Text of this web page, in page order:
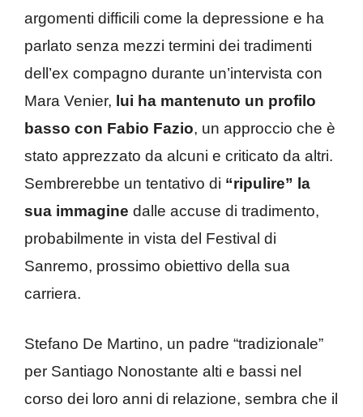
argomenti difficili come la depressione e ha
parlato senza mezzi termini dei tradimenti
dell’ex compagno durante un’intervista con
Mara Venier, lui ha mantenuto un profilo
basso con Fabio Fazio, un approccio che è
stato apprezzato da alcuni e criticato da altri.
Sembrerebbe un tentativo di “ripulire” la
sua immagine dalle accuse di tradimento,
probabilmente in vista del Festival di
Sanremo, prossimo obiettivo della sua
carriera.
Stefano De Martino, un padre “tradizionale”
per Santiago Nonostante alti e bassi nel
corso dei loro anni di relazione, sembra che il